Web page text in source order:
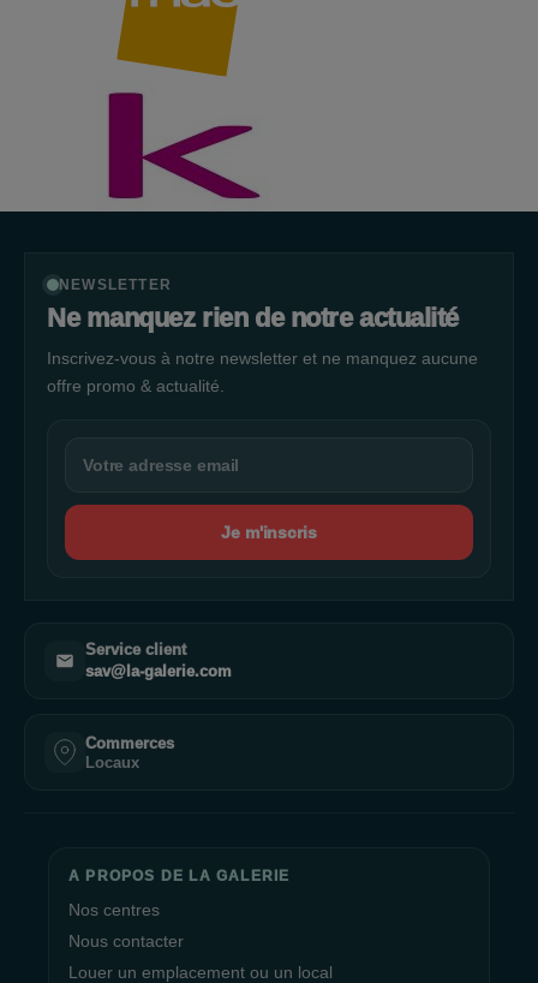
NEWSLETTER
Ne manquez rien de notre actualité
Inscrivez-vous à notre newsletter et ne manquez aucune
offre promo & actualité.
Je m'inscris
Service client
sav@la-galerie.com
Commerces
Locaux
A PROPOS DE LA GALERIE
Nos centres
Nous contacter
Louer un emplacement ou un local